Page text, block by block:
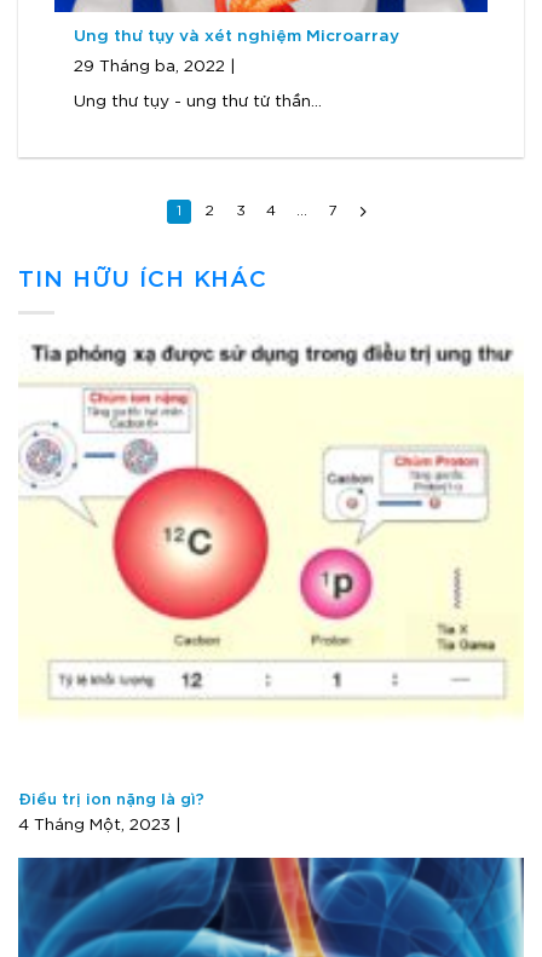
Ung thư tụy và xét nghiệm Microarray
29 Tháng ba, 2022 |
Ung thư tụy - ung thư tử thần...
1 2 3 4 … 7
TIN HỮU ÍCH KHÁC
Điều trị ion nặng là gì?
4 Tháng Một, 2023 |